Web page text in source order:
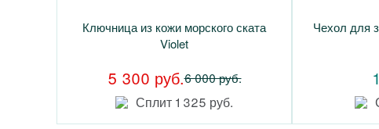
Ключница из кожи морского ската
Violet
5 300 руб.6 000 руб.
Сплит 1 325 руб.
Чехол для